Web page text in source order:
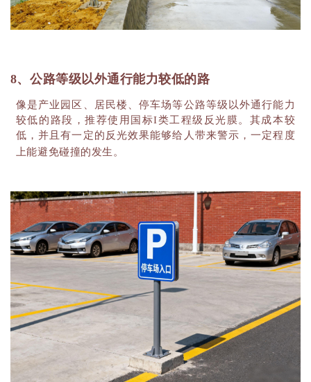
8、公路等级以外通行能力较低的路
像是产业园区、居民楼、停车场等公路等级以外通行能力
较低的路段，推荐使用国标I类工程级反光膜。其成本较
低，并且有一定的反光效果能够给人带来警示，一定程度
上能避免碰撞的发生。